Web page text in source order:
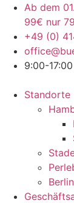
Skip
content
Ab dem
99€ nur
+49 (0)
9:00-
Standorte
Berlin